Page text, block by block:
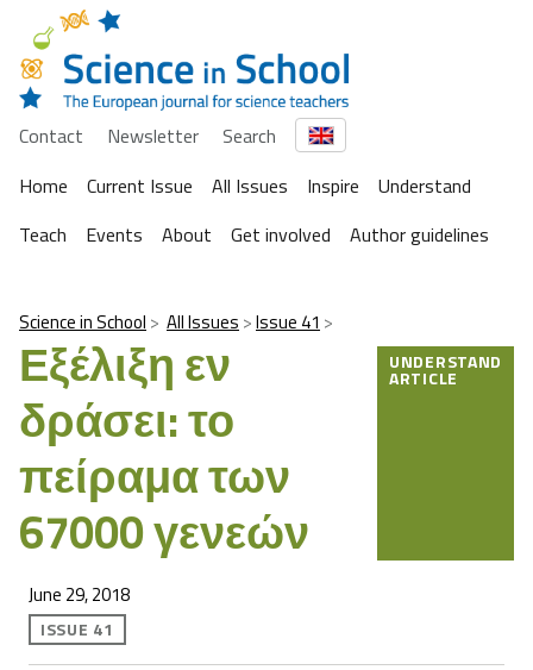
Contact Newsletter
Search
Home
Current Issue All Issues Inspire
Understand
Teach
Events About Get involved Author guidelines
Science in School All Issues Issue 41
Εξέλιξη εν
δράσει: το
πείραμα των
67000 γενεών
UNDERSTAND
ARTICLE
June 29, 2018
ISSUE 41